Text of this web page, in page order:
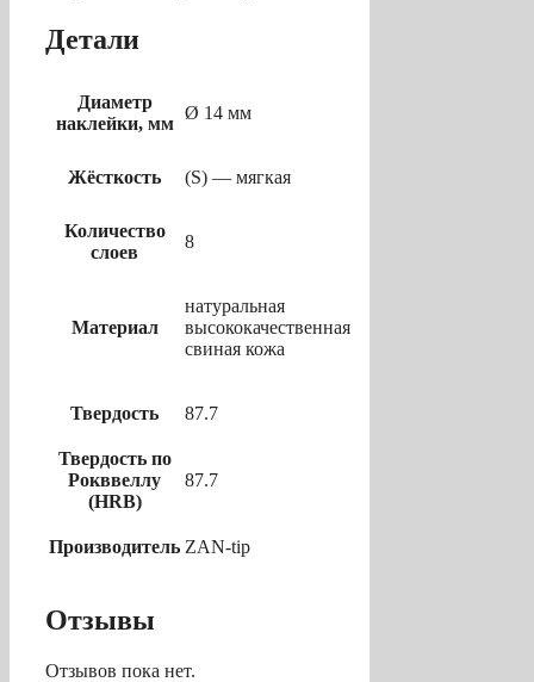
Детали
Диаметр
наклейки, мм
Ø 14 мм
Жёсткость (S) — мягкая
Количество
слоев
8
Материал
натуральная
высококачественная
свиная кожа
Твердость 87.7
Твердость по
Рокввеллу
(HRB)
87.7
Производитель ZAN-tip
Отзывы
Отзывов пока нет.